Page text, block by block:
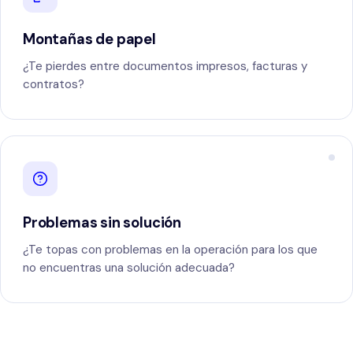
Montañas de papel
¿Te pierdes entre documentos impresos, facturas y
contratos?
Problemas sin solución
¿Te topas con problemas en la operación para los que
no encuentras una solución adecuada?